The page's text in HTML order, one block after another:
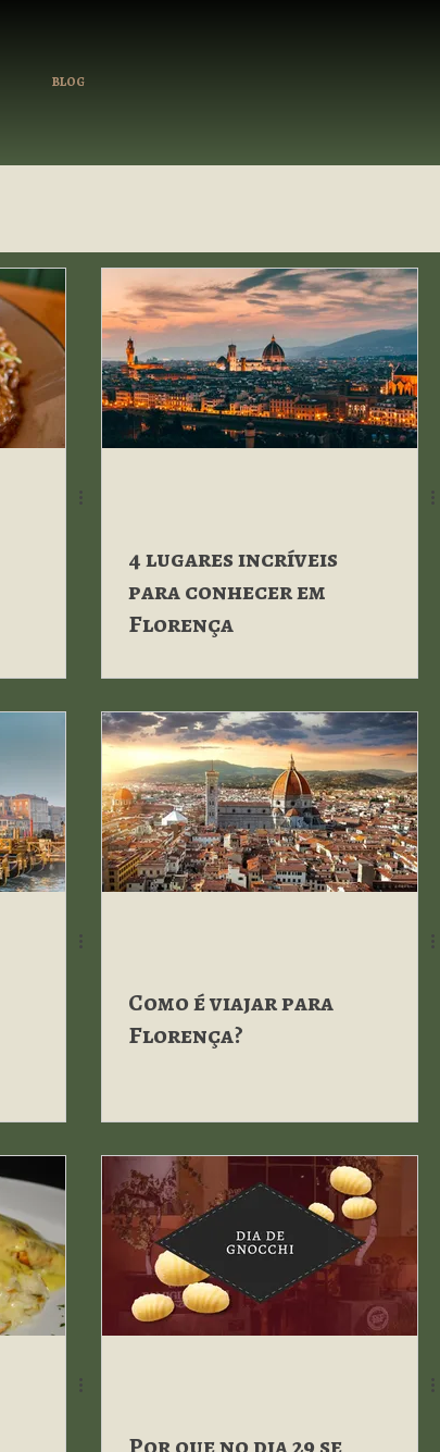
BLOG
4 lugares incríveis
para conhecer em
Florença
Como é viajar para
Florença?